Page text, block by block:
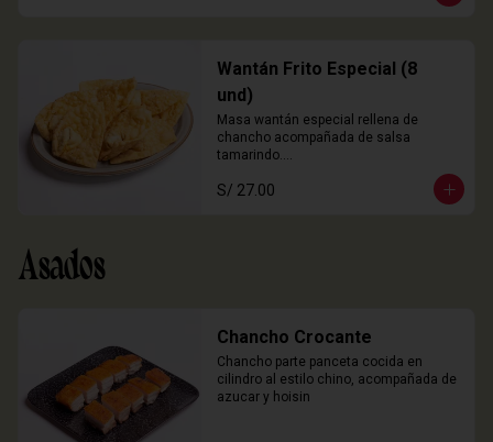
Wantán Frito Especial (8
und)
Masa wantán especial rellena de
chancho acompañada de salsa
tamarindo.
S/ 27.00
Asados
Chancho Crocante
Chancho parte panceta cocida en
cilindro al estilo chino, acompañada de
azucar y hoisin